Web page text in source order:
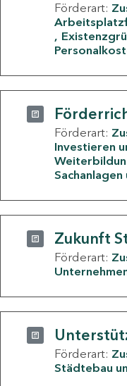
Förderart:
Förderart:
Investieren
Zukunft
Förderart:
Förderart:
Städtebau